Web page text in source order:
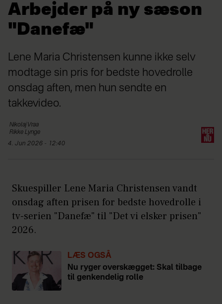
Arbejder på ny sæson
"Danefæ"
Lene Maria Christensen kunne ikke selv
modtage sin pris for bedste hovedrolle
onsdag aften, men hun sendte en
takkevideo.
Nikolaj Vraa
Rikke Lynge
4. Jun 2026 - 12:40
Skuespiller Lene Maria Christensen vandt
onsdag aften prisen for bedste hovedrolle i
tv-serien "Danefæ" til "Det vi elsker prisen"
2026.
LÆS OGSÅ
Nu ryger overskægget: Skal tilbage
til genkendelig rolle